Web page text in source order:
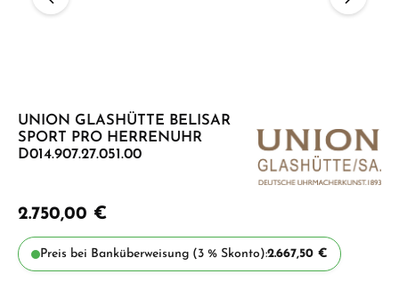
UNION GLASHÜTTE BELISAR
SPORT PRO HERRENUHR
D014.907.27.051.00
2.750,00 €
Preis bei Banküberweisung (3 % Skonto):2.667,50 €